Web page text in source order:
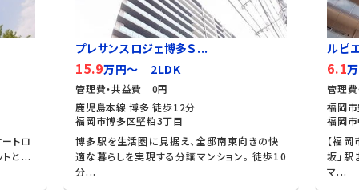
トロ
トと...
プレサンスロジェ博多Ｓ...
15.9万円～ 2LDK
管理費・共益費 0円
鹿児島本線 博多 徒歩12分
福岡市博多区堅粕3丁目
博多駅を生活圏に見据え、全邸南東向きの快
適な暮らしを実現する分譲マンション。 徒歩10
分...
ルピ
6.1
管理
福岡
福岡
【福
坂」
マ...